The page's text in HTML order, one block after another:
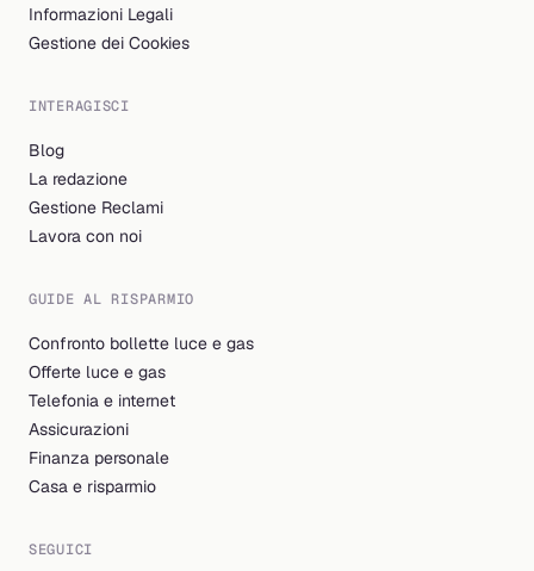
Informazioni Legali
Gestione dei Cookies
INTERAGISCI
Blog
La redazione
Gestione Reclami
Lavora con noi
GUIDE AL RISPARMIO
Confronto bollette luce e gas
Offerte luce e gas
Telefonia e internet
Assicurazioni
Finanza personale
Casa e risparmio
SEGUICI